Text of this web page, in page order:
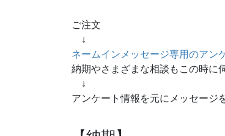
ご注文
↓
ネームインメッセージ専用のアン
納期やさまざまな相談もこの時に
↓
アンケート情報を元にメッセージ